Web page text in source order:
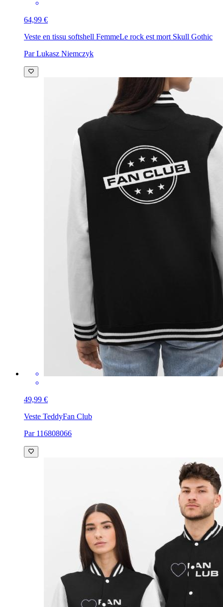
64,99 €
Veste en tissu softshell FemmeLe rock est mort Skull Gothic
Par Lukasz Niemczyk
49,99 €
Veste TeddyFan Club
Par 116808066